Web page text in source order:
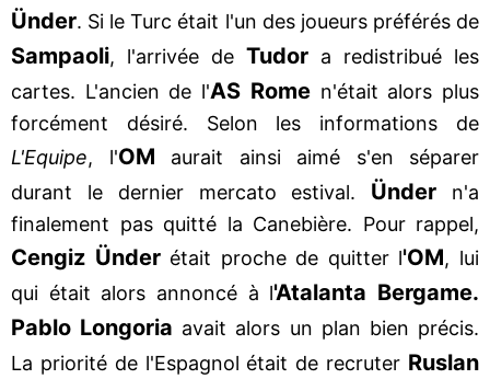
Ünder. Si le Turc était l'un des joueurs préférés de
Sampaoli, l'arrivée de Tudor a redistribué les
cartes. L'ancien de l'AS Romen'était alors plus
forcément désiré. Selon les informations de
L'Equipe, l'OM aurait ainsi aimé s'en séparer
durant le dernier mercato estival. Ünder n'a
finalement pas quitté la Canebière. Pour rappel,
Cengiz Ünderétait proche de quitter l'OM, lui
qui était alors annoncé à l'Atalanta Bergame.
Pablo Longoria avait alors un plan bien précis.
La priorité de l'Espagnol était de recruter Ruslan